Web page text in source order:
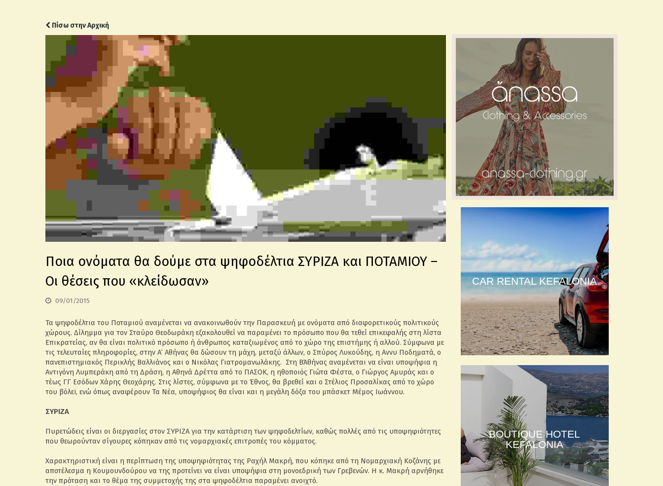
Πίσω στην Αρχική
Ποια ονόματα θα δούμε στα ψηφοδέλτια ΣΥΡΙΖΑ και ΠΟΤΑΜΙΟΥ –
Οι θέσεις που «κλείδωσαν»
09/01/2015
Τα ψηφοδέλτια του Ποταμιού αναμένεται να ανακοινωθούν την Παρασκευή με ονόματα από διαφορετικούς πολιτικούς
χώρους. Δίλημμα για τον Σταύρο Θεοδωράκη εξακολουθεί να παραμένει το πρόσωπο που θα τεθεί επικεφαλής στη λίστα
Επικρατείας, αν θα είναι πολιτικό πρόσωπο ή άνθρωπος καταξιωμένος από το χώρο της επιστήμης ή αλλού. Σύμφωνα με
τις τελευταίες πληροφορίες, στην Α’ Αθήνας θα δώσουν τη μάχη, μεταξύ άλλων, ο Σπύρος Λυκούδης, η Αννυ Ποδηματά, ο
πανεπιστημιακός Περικλής Βαλλιάνος και ο Νικόλας Γιατρομανωλάκης. Στη Β΄Αθήνας αναμένεται να είναι υποψήφια η
Αντιγόνη Λυμπεράκη από τη Δράση, η Αθηνά Δρέττα από το ΠΑΣΟΚ, η ηθοποιός Γιώτα Φέστα, ο Γιώργος Αμυράς και ο
τέως ΓΓ Εσόδων Χάρης Θεοχάρης. Στις λίστες, σύμφωνα με το Έθνος, θα βρεθεί και ο Στέλιος Προσαλίκας από το χώρο
του βόλεϊ, ενώ όπως αναφέρουν Τα Νέα, υποψήφιος θα είναι και η μεγάλη δόξα του μπάσκετ Μέμος Ιωάννου.
ΣΥΡΙΖΑ
Πυρετώδεις είναι οι διεργασίες στον ΣΥΡΙΖΑ για την κατάρτιση των ψηφοδελτίων, καθώς πολλές από τις υποψηφιότητες
που θεωρούνταν σίγουρες κόπηκαν από τις νομαρχιακές επιτροπές του κόμματος.
Χαρακτηριστική είναι η περίπτωση της υποψηφιότητας της Ραχήλ Μακρή, που κόπηκε από τη Νομαρχιακή Κοζάνης με
αποτέλεσμα η Κουμουνδούρου να της προτείνει να είναι υποψήφια στη μονοεδρική των Γρεβενών. Η κ. Μακρή αρνήθηκε
την πρόταση και το θέμα της συμμετοχής της στα ψηφοδέλτια παραμένει ανοιχτό.
CAR RENTAL KEFALONIA
BOUTIQUE HOTEL
KEFALONIA